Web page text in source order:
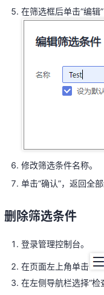
单击“确认”，返回全
删除筛选条件
在页面左上角单击
在筛选框后单击“编辑
在筛选框后单击“编辑
修改筛选条件名称。
单击“确认”，返回全
删除筛选条件
登录管理控制台。
在页面左上角单击
在左侧导航栏选择“检